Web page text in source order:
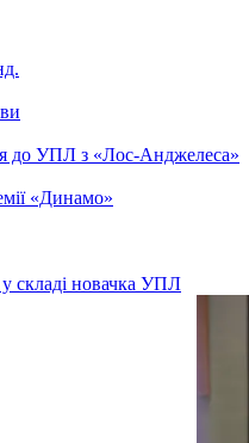
до УПЛ з «Лос-Анджелеса»
«Динамо»
складі новачка УПЛ